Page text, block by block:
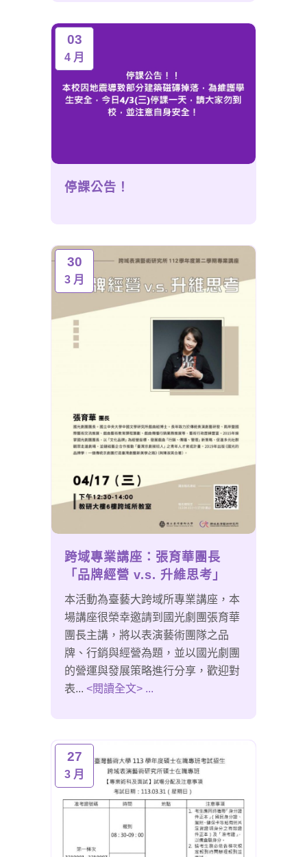
03
4 月
停課公告！
30
3 月
跨域專業講座：張育華團長
「品牌經營 v.s. 升維思考」
本活動為臺藝大跨域所專業講座，本
場講座很榮幸邀請到國光劇團張育華
團長主講，將以表演藝術團隊之品
牌、行銷與經營為題，並以國光劇團
的營運與發展策略進行分享，歡迎對
表... <閱讀全文> ...
27
3 月